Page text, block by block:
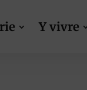
Y vivre